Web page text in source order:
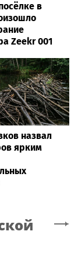
в
Zeekr 001
назвал
ярким